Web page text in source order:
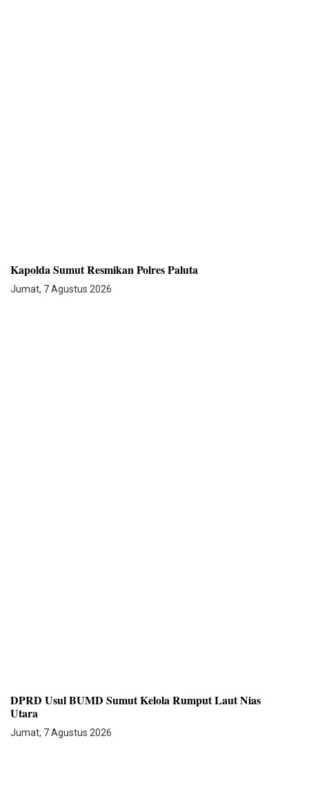
Kapolda Sumut Resmikan Polres Paluta
Jumat, 7 Agustus 2026
DPRD Usul BUMD Sumut Kelola Rumput Laut Nias
Utara
Jumat, 7 Agustus 2026